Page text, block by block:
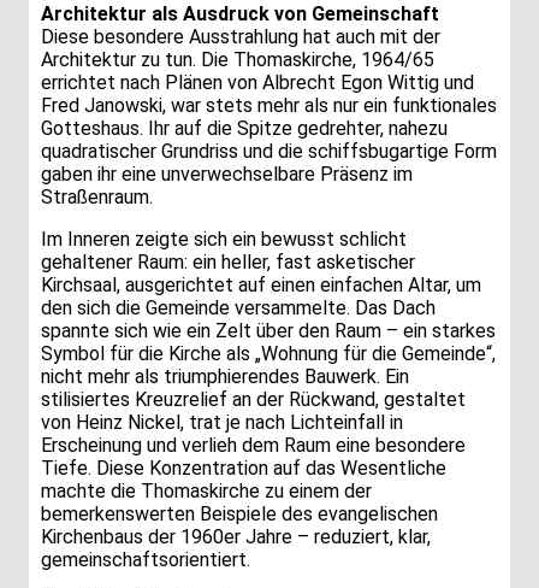
Architektur als Ausdruck von Gemeinschaft
Diese besondere Ausstrahlung hat auch mit der
Architektur zu tun. Die Thomaskirche, 1964/65
errichtet nach Plänen von Albrecht Egon Wittig und
Fred Janowski, war stets mehr als nur ein funktionales
Gotteshaus. Ihr auf die Spitze gedrehter, nahezu
quadratischer Grundriss und die schiffsbugartige Form
gaben ihr eine unverwechselbare Präsenz im
Straßenraum.
Im Inneren zeigte sich ein bewusst schlicht
gehaltener Raum: ein heller, fast asketischer
Kirchsaal, ausgerichtet auf einen einfachen Altar, um
den sich die Gemeinde versammelte. Das Dach
spannte sich wie ein Zelt über den Raum – ein starkes
Symbol für die Kirche als „Wohnung für die Gemeinde“,
nicht mehr als triumphierendes Bauwerk. Ein
stilisiertes Kreuzrelief an der Rückwand, gestaltet
von Heinz Nickel, trat je nach Lichteinfall in
Erscheinung und verlieh dem Raum eine besondere
Tiefe. Diese Konzentration auf das Wesentliche
machte die Thomaskirche zu einem der
bemerkenswerten Beispiele des evangelischen
Kirchenbaus der 1960er Jahre – reduziert, klar,
gemeinschaftsorientiert.